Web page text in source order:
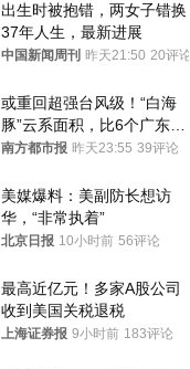
出生时被抱错，两女子错换
37年人生，最新进展
中国新闻周刊 昨天21:50 20评论
或重回超强台风级！“白海
豚”云系面积，比6个广东还
大！深圳官方：注意这件事
南方都市报 昨天23:55 39评论
美媒爆料：美副防长想访
华，“非常执着”
北京日报 10小时前 56评论
最高近亿元！多家A股公司
收到美国关税退税
上海证券报 9小时前 183评论